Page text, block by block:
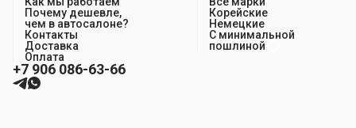
Почему дешевле,
чем в автосалоне?
Контакты
Доставка
Оплата
Корейские
Немецкие
С минимальной
пошлиной
+7 906 086-63-66